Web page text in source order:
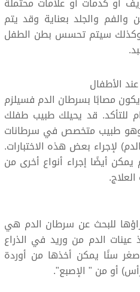
والجلد بعناية وقد يتم
وكذلك سيتم تحسس بطن الطفل
الأطفال
مصابًا بسرطان الدم فسيلزم
للتأكد. قد يحيلك طبيب طفلك
وهو طبيب متخصص في سرطانات
لإجراء بعض هذه الاختبارات.
أيضًا إجراء أنواع أخرى من
للبحث عن سرطان الدم هي
عينات الدم من وريد في الذراع
سنًا يمكن أخذها من أوردة
أو من " الإصبع".